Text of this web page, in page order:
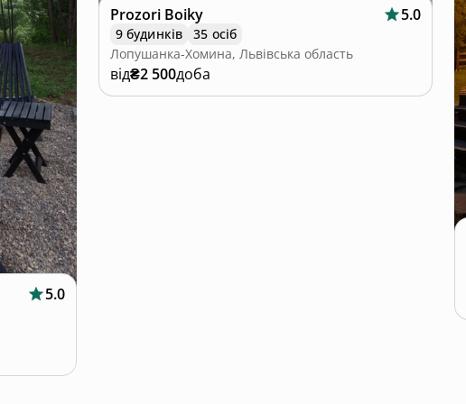
5.0
Prozori Boiky 5.0
9 будинків
35 осіб
Лопушанка-Хомина, Львівська область
від₴2 500доба